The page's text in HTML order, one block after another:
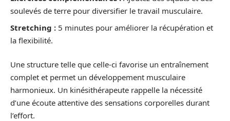
soulevés de terre pour diversifier le travail musculaire.
Stretching : 5 minutes pour améliorer la récupération et
la flexibilité.
Une structure telle que celle-ci favorise un entraînement
complet et permet un développement musculaire
harmonieux. Un kinésithérapeute rappelle la nécessité
d’une écoute attentive des sensations corporelles durant
l’effort.